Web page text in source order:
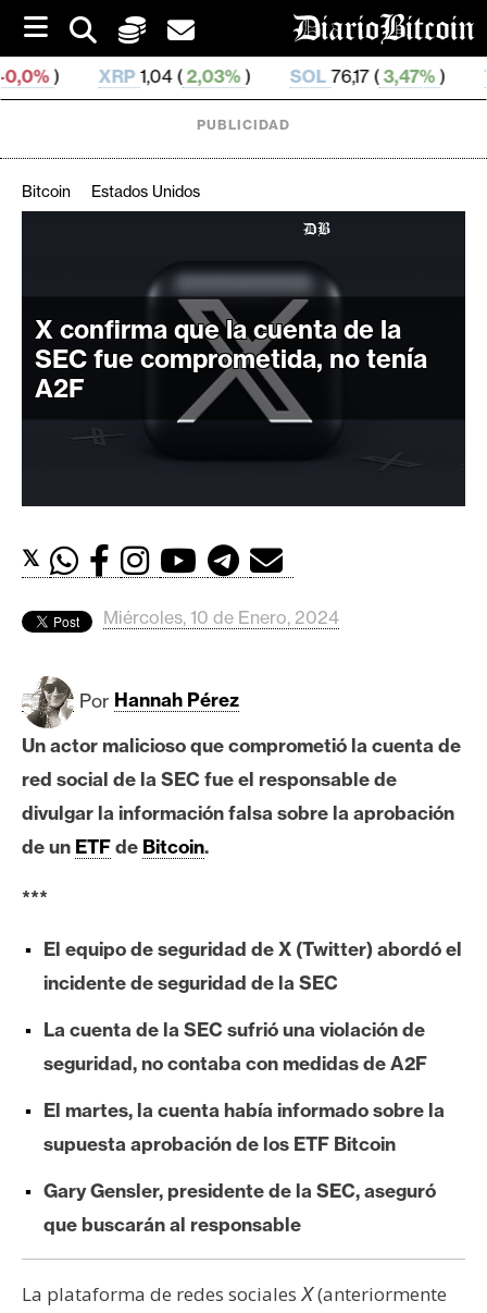
i
p
t
o
1,04 ( 2,03%) SOL76,17 ( 3,47%) TRX0,328
p
t
o
e
o
i
c
o
i
n
t
h
e
r
u
m
I
A
A
PUBLICIDAD
Bitcoin Estados Unidos
X confirma que la cuenta de la
SEC fue comprometida, no tenía
A2F
𝕏
Miércoles, 10 de Enero, 2024
Por Hannah Pérez
Un actor malicioso que comprometió la cuenta de
red social de la SEC fue el responsable de
divulgar la información falsa sobre la aprobación
de un ETFde Bitcoin.
***
El equipo de seguridad de X (Twitter) abordó el
incidente de seguridad de la SEC
La cuenta de la SEC sufrió una violación de
seguridad, no contaba con medidas de A2F
El martes, la cuenta había informado sobre la
supuesta aprobación de los ETF Bitcoin
Gary Gensler, presidente de la SEC, aseguró
que buscarán al responsable
La plataforma de redes sociales X(anteriormente